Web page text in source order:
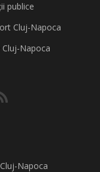
publice
Cluj-Napoca
Napoca
Napoca